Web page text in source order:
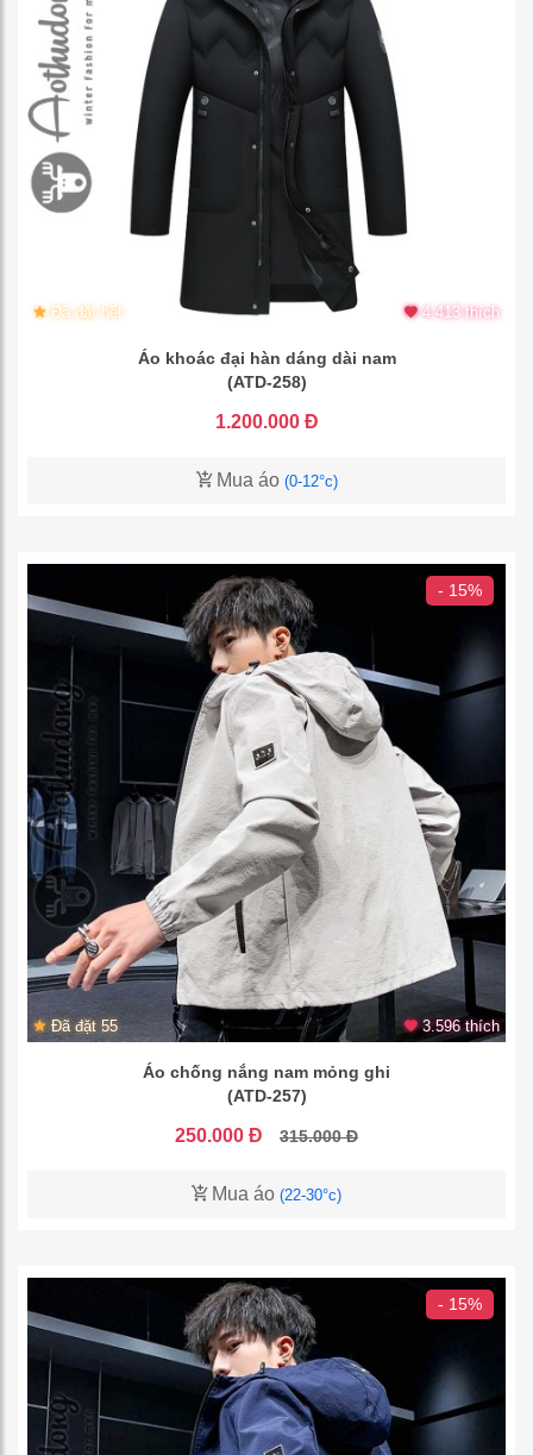
Đã đặt hết 4.413 thích
Áo khoác đại hàn dáng dài nam
(ATD-258)
1.200.000 Đ
Mua áo (0-12°c)
- 15%
Đã đặt 55 3.596 thích
Áo chống nắng nam mỏng ghi
(ATD-257)
250.000 Đ 315.000 Đ
Mua áo (22-30°c)
- 15%